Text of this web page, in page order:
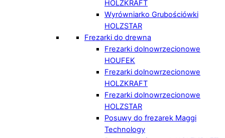
HOLZKRAFT
Wyrówniarko Grubościówki
HOLZSTAR
Frezarki do drewna
Frezarki dolnowrzecionowe
HOUFEK
Frezarki dolnowrzecionowe
HOLZKRAFT
Frezarki dolnowrzecionowe
HOLZSTAR
Posuwy do frezarek Maggi
Technology